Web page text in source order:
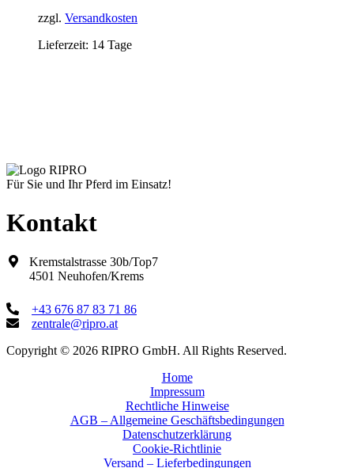
Varianten
Die
zzgl. Versandkosten
Lieferzeit: 14 Tage
Für Sie und Ihr Pferd im Einsatz!
Kontakt
Kremstalstrasse 30b/Top7
4501 Neuhofen/Krems
+43 676 87 83 71 86
zentrale@ripro.at
Copyright © 2026 RIPRO GmbH. All Rights Reserved.
Home
Impressum
Rechtliche Hinweise
AGB – Allgemeine Geschäftsbedingungen
Datenschutzerklärung
Cookie-Richtlinie
Versand – Lieferbedingungen